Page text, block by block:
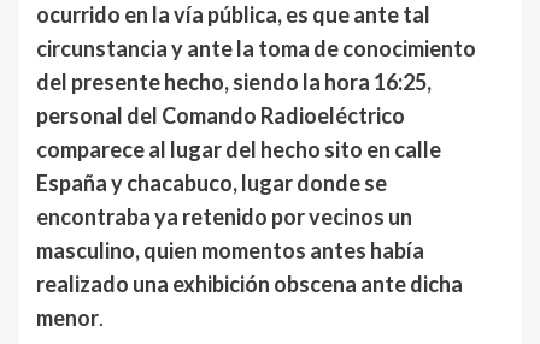
ocurrido en la vía pública, es que ante tal
circunstancia y ante la toma de conocimiento
del presente hecho, siendo la hora 16:25,
personal del Comando Radioeléctrico
comparece al lugar del hecho sito en calle
España y chacabuco, lugar donde se
encontraba ya retenido por vecinos un
masculino, quien momentos antes había
realizado una exhibición obscena ante dicha
menor.